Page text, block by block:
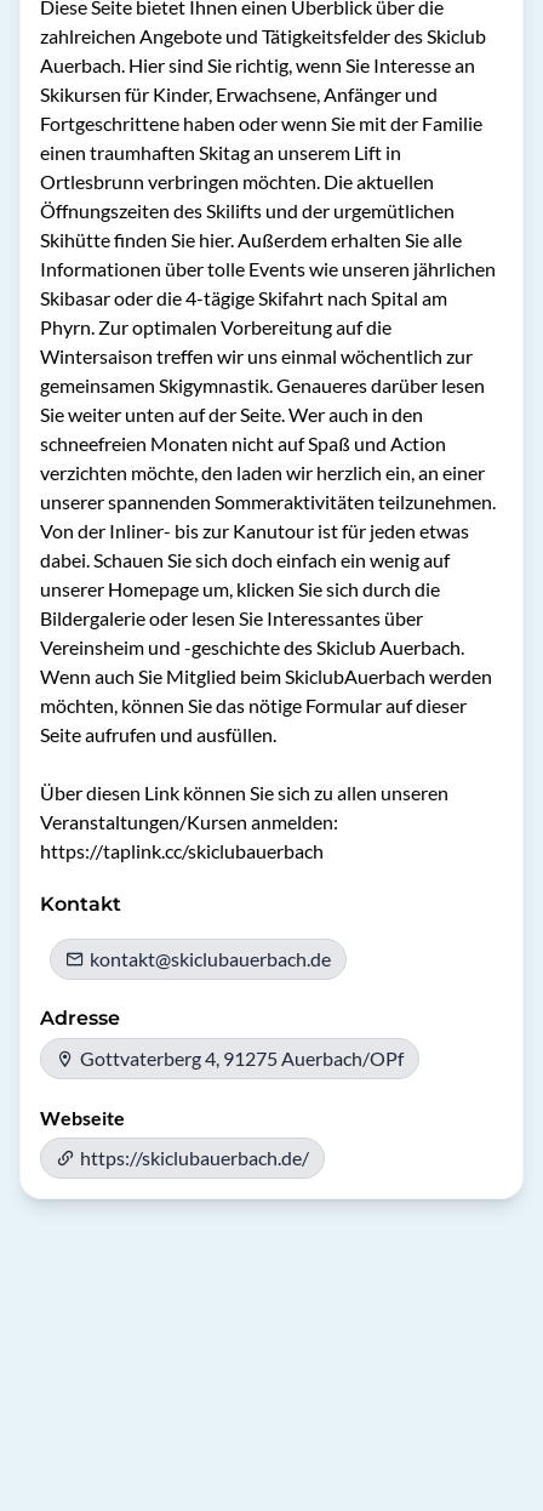
Diese Seite bietet Ihnen einen Überblick über die
zahlreichen Angebote und Tätigkeitsfelder des Skiclub
Auerbach. Hier sind Sie richtig, wenn Sie Interesse an
Skikursen für Kinder, Erwachsene, Anfänger und
Fortgeschrittene haben oder wenn Sie mit der Familie
einen traumhaften Skitag an unserem Lift in
Ortlesbrunn verbringen möchten. Die aktuellen
Öffnungszeiten des Skilifts und der urgemütlichen
Skihütte finden Sie hier. Außerdem erhalten Sie alle
Informationen über tolle Events wie unseren jährlichen
Skibasar oder die 4-tägige Skifahrt nach Spital am
Phyrn. Zur optimalen Vorbereitung auf die
Wintersaison treffen wir uns einmal wöchentlich zur
gemeinsamen Skigymnastik. Genaueres darüber lesen
Sie weiter unten auf der Seite. Wer auch in den
schneefreien Monaten nicht auf Spaß und Action
verzichten möchte, den laden wir herzlich ein, an einer
unserer spannenden Sommeraktivitäten teilzunehmen.
Von der Inliner- bis zur Kanutour ist für jeden etwas
dabei. Schauen Sie sich doch einfach ein wenig auf
unserer Homepage um, klicken Sie sich durch die
Bildergalerie oder lesen Sie Interessantes über
Vereinsheim und -geschichte des Skiclub Auerbach.
Wenn auch Sie Mitglied beim SkiclubAuerbach werden
möchten, können Sie das nötige Formular auf dieser
Seite aufrufen und ausfüllen.
Über diesen Link können Sie sich zu allen unseren
Veranstaltungen/Kursen anmelden:
https://taplink.cc/skiclubauerbach
Kontakt
kontakt@skiclubauerbach.de
Adresse
Gottvaterberg 4, 91275 Auerbach/OPf
Webseite
https://skiclubauerbach.de/